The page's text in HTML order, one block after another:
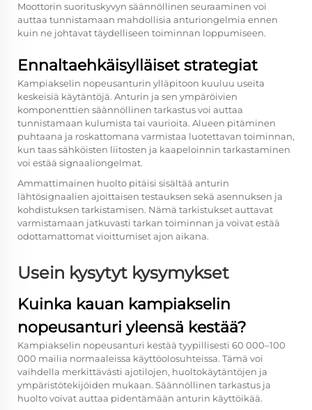
Moottorin suorituskyvyn säännöllinen seuraaminen voi
auttaa tunnistamaan mahdollisia anturiongelmia ennen
kuin ne johtavat täydelliseen toiminnan loppumiseen.
Ennaltaehkäisylläiset strategiat
Kampiakselin nopeusanturin ylläpitoon kuuluu useita
keskeisiä käytäntöjä. Anturin ja sen ympäröivien
komponenttien säännöllinen tarkastus voi auttaa
tunnistamaan kulumista tai vaurioita. Alueen pitäminen
puhtaana ja roskattomana varmistaa luotettavan toiminnan,
kun taas sähköisten liitosten ja kaapeloinnin tarkastaminen
voi estää signaaliongelmat.
Ammattimainen huolto pitäisi sisältää anturin
lähtösignaalien ajoittaisen testauksen sekä asennuksen ja
kohdistuksen tarkistamisen. Nämä tarkistukset auttavat
varmistamaan jatkuvasti tarkan toiminnan ja voivat estää
odottamattomat vioittumiset ajon aikana.
Usein kysytyt kysymykset
Kuinka kauan kampiakselin
nopeusanturi yleensä kestää?
Kampiakselin nopeusanturi kestää tyypillisesti 60 000–100
000 mailia normaaleissa käyttöolosuhteissa. Tämä voi
vaihdella merkittävästi ajotilojen, huoltokäytäntöjen ja
ympäristötekijöiden mukaan. Säännöllinen tarkastus ja
huolto voivat auttaa pidentämään anturin käyttöikää.